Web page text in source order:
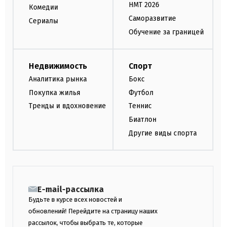
Комедии
Сериалы
НМТ 2026
Саморазвитие
Обучение за границей
Недвижимость
Аналитика рынка
Покупка жилья
Тренды и вдохновение
Спорт
Бокс
Футбол
Теннис
Биатлон
Другие виды спорта
E-mail-рассылка
Будьте в курсе всех новостей и
обновлений! Перейдите на страницу наших
рассылок, чтобы выбрать те, которые